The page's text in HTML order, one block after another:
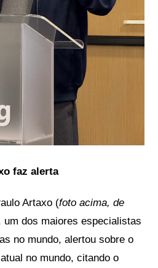
faz alerta
Artaxo (foto acima, de
um dos maiores especialistas
no mundo, alertou sobre o
no mundo, citando o